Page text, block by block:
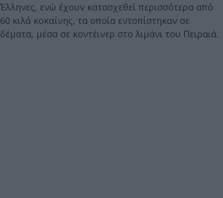
Έλληνες, ενώ έχουν κατασχεθεί περισσότερα από
60 κιλά κοκαΐνης, τα οποία εντοπίστηκαν σε
δέματα, μέσα σε κοντέινερ στο λιμάνι του Πειραιά.